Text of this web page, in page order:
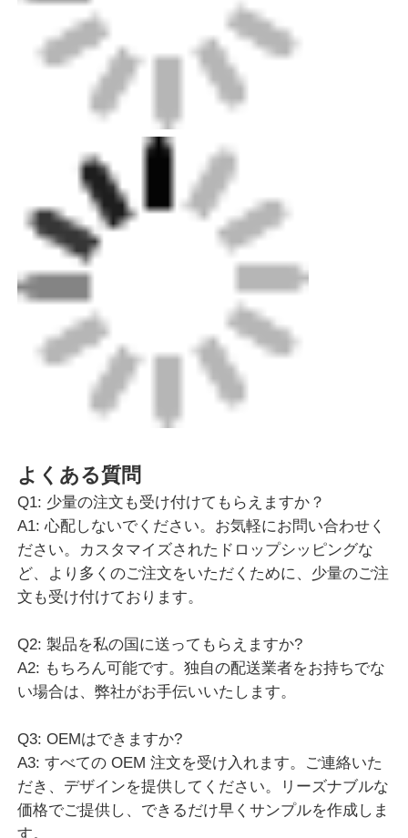
ださい。カスタマイズされたドロップシッピングな
ど、より多くのご注文をいただくために、少量のご注
文も受け付けております。
Q2: 製品を私の国に送ってもらえますか?
A2: もちろん可能です。独自の配送業者をお持ちでな
い場合は、弊社がお手伝いいたします。
Q3: OEMはできますか?
A3: すべての OEM 注文を受け入れます。ご連絡いた
だき、デザインを提供してください。リーズナブルな
価格でご提供し、できるだけ早くサンプルを作成しま
す。
Q4: 支払い条件は何ですか?
A4: T/T、D/P、D/A、L/C、ウェスタンユニオンを通じ
て、現金30%の前払い、出荷前の70%の残高。
A5: 商品と注文数量によって異なります。通常、
MOQ注文には15〜30日かかります。
Q6: 見積もりはいつもらえますか？
A6: 通常、お問い合わせを受けてから 24 時間以内に
お見積りをさせていただきます。お見積りが非常に気
になる場合は、お問い合わせを優先させていただきま
い。
Ratings & Review:
Overall Rating